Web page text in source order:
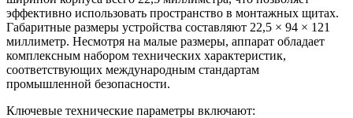
эффективно использовать пространство в монтажных щитах.
Габаритные размеры устройства составляют 22,5 × 94 × 121
миллиметр. Несмотря на малые размеры, аппарат обладает
комплексным набором технических характеристик,
соответствующих международным стандартам
промышленной безопасности.
Ключевые технические параметры включают: